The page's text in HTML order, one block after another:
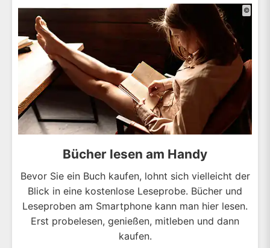
©
Bücher lesen am Handy
Bevor Sie ein Buch kaufen, lohnt sich vielleicht der
Blick in eine kostenlose Leseprobe. Bücher und
Leseproben am Smartphone kann man hier lesen.
Erst probelesen, genießen, mitleben und dann
kaufen.